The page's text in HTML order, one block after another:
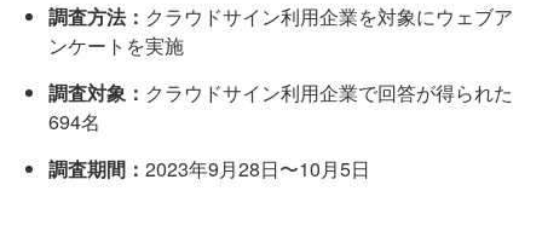
調査方法： クラウドサイン利用企業を対象にウェブア
ンケートを実施
調査対象： クラウドサイン利用企業で回答が得られた
694名
調査期間： 2023年9月28日〜10月5日